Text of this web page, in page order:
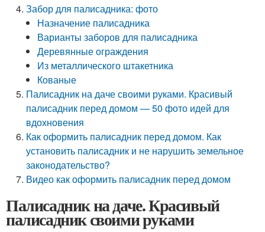
Забор для палисадника: фото
Назначение палисадника
Варианты заборов для палисадника
Деревянные ограждения
Из металлического штакетника
Кованые
Палисадник на даче своими руками. Красивый
палисадник перед домом — 50 фото идей для
вдохновения
Как оформить палисадник перед домом. Как
установить палисадник и не нарушить земельное
законодательство?
Видео как оформить палисадник перед домом
Палисадник на даче. Красивый
палисадник своими руками